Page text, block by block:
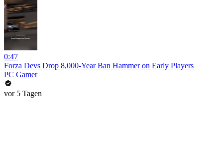
0:47
Forza Devs Drop 8,000-Year Ban Hammer on Early Players
PC Gamer
vor 5 Tagen